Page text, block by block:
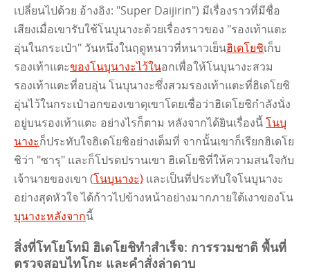
เปลี่ยนไปด้วย อ้างอิง: "Super Daijirin") มีเรื่องราวที่มีชื่อ
เสียงเมื่อเขารับใช้โนบุนางะด้วยเรื่องราวของ "รองเท้าแตะ
อุ่นในกระเป๋า" วันหนึ่งในฤดูหนาวที่หนาวเย็นฮิเดโยชิเก็บ
รองเท้าแตะของโนบุนางะไว้ในอกเพื่อให้โนบุนางะสวม
รองเท้าแตะที่อบอุ่น โนบุนางะซึ่งสวมรองเท้าแตะที่ฮิเดโยชิ
อุ่นไว้ในกระเป๋าอกของเขาดุเขาโดยเชื่อว่าฮิเดโยชิกําลังนั่ง
อยู่บนรองเท้าแตะ อย่างไรก็ตาม หลังจากได้ยินเรื่องนี้โนบุ
นางะก็ประทับใจฮิเดโยชิอย่างเต็มที่ จากนั้นเขาก็เรียกฮิเดโย
ชิว่า "ซารุ" และก็โปรดปรานเขา ฮิเดโยชิที่ให้ความสนใจกับ
เจ้านายของเขา (โนบุนางะ) และเป็นที่ประทับใจโนบุนางะ
อย่างสุดหัวใจ ได้ก้าวไปข้างหน้าอย่างมากภายใต้เงาของโน
บุนางะหลังจากนี้
สิ่งที่โทโยโทมิ ฮิเดโยชิทําสําเร็จ: การรวมชาติ พื้นที่
ตรวจสอบไทโกะ และคําสั่งล่าดาบ